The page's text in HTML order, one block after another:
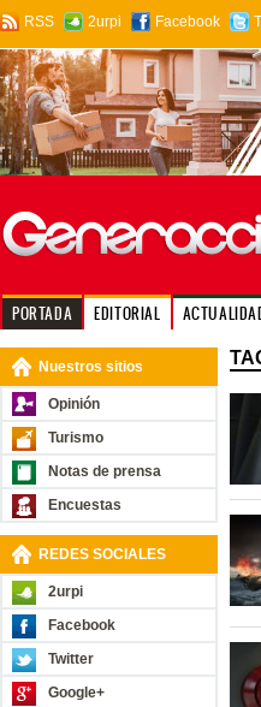
RSS 2urpi Facebook
PORTADA EDITORIAL
Nuestros sitios
Opinión
Turismo
Notas de prensa
Encuestas
REDES SOCIALES
2urpi
Facebook
Twitter
Google+